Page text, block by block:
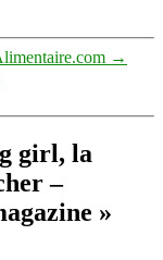
→
girl, la
–
»